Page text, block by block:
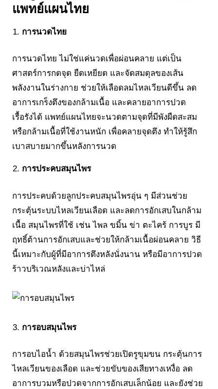
แพทย์แผนไทย
การนวดไทย
การนวดไทย ไม่ใช่แค่นวดเพื่อผ่อนคลาย แต่เป็น
ศาสตร์การกดจุด ยืดเหยียด และจัดสมดุลของเส้น
พลังงานในร่างกาย ช่วยให้เลือดลมไหลเวียนดีขึ้น ลด
อาการเกร็งตึงของกล้ามเนื้อ และคลายอาการปวด
เรื้อรังได้ แพทย์แผนไทยจะนวดตามจุดที่มีพังผืดสะสม
หรือกล้ามเนื้อที่ใช้งานหนัก เพื่อคลายจุดตึง ทำให้รู้สึก
เบาสบายมากขึ้นหลังการนวด
การประคบสมุนไพร
การประคบด้วยลูกประคบสมุนไพรอุ่น ๆ มีส่วนช่วย
กระตุ้นระบบไหลเวียนเลือด และลดการอักเสบในกล้าม
เนื้อ สมุนไพรที่ใช้ เช่น ไพล ขมิ้น ข่า ตะไคร้ การบูร มี
ฤทธิ์ต้านการอักเสบและช่วยให้กล้ามเนื้อผ่อนคลาย วิธี
นี้เหมาะกับผู้ที่มีอาการตึงหลังนั่งนาน หรือมีอาการปวด
ร้าวบริเวณหลังและบ่าไหล่
การอบสมุนไพร
การอบไอน้ำ ด้วยสมุนไพรช่วยเปิดรูขุมขน กระตุ้นการ
ไหลเวียนของเลือด และช่วยขับของเสียทางเหงื่อ ลด
อาการบวมหรือปวดจากการอักเสบเล็กน้อย และยังช่วย